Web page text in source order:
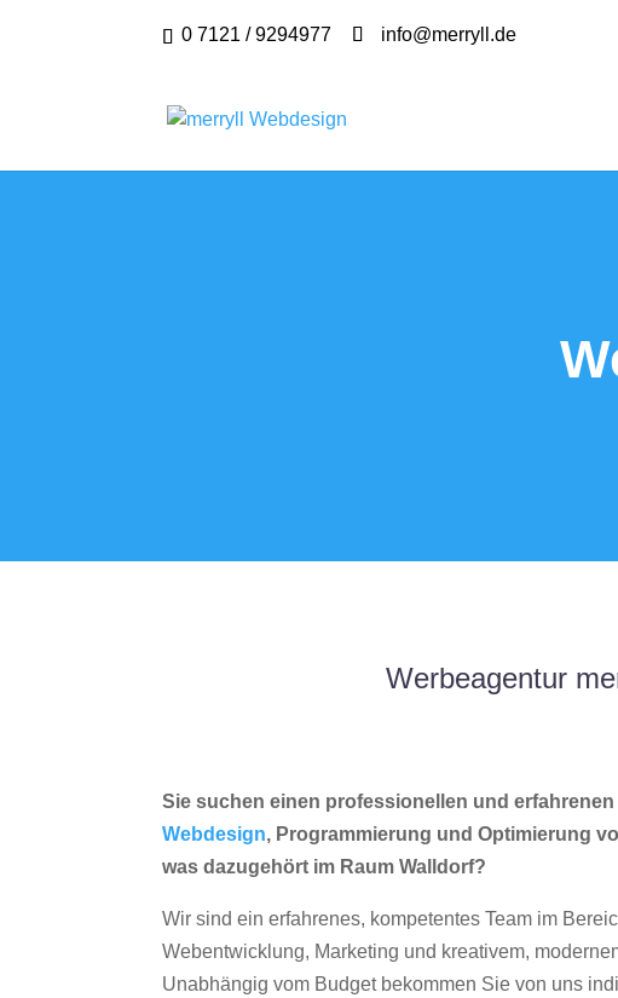
0 7121 / 9294977 info@merryll.de
Werbeagentur
Sie suchen einen professionellen und
Webdesign, Programmierung und Optimierung
was dazugehört im Raum Walldorf?
Wir sind ein erfahrenes, kompetentes Team im
Webentwicklung, Marketing und kreativem,
Unabhängig vom Budget bekommen Sie von uns